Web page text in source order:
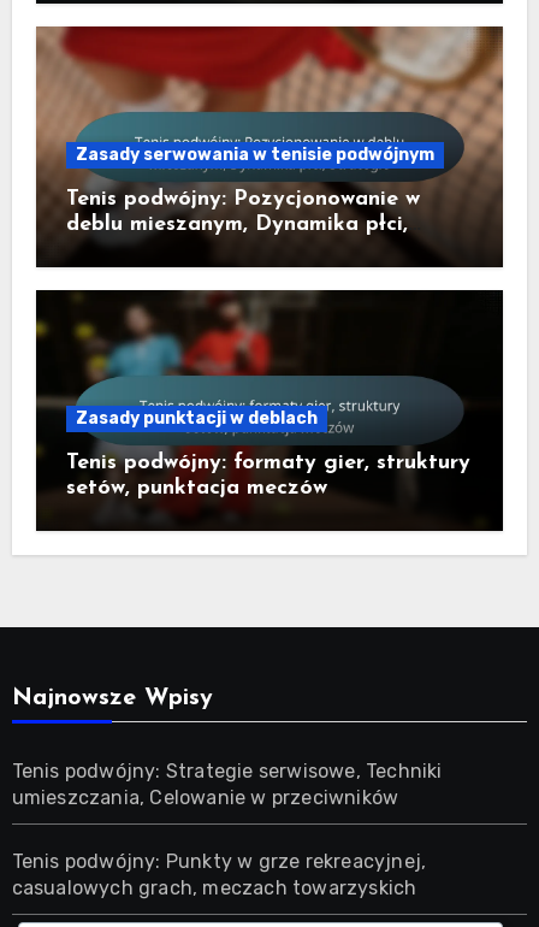
Zasady serwowania w tenisie podwójnym
Tenis podwójny: Pozycjonowanie w
deblu mieszanym, Dynamika płci,
Strategie
Zasady punktacji w deblach
Tenis podwójny: formaty gier, struktury
setów, punktacja meczów
Najnowsze Wpisy
Tenis podwójny: Strategie serwisowe, Techniki
umieszczania, Celowanie w przeciwników
Tenis podwójny: Punkty w grze rekreacyjnej,
casualowych grach, meczach towarzyskich